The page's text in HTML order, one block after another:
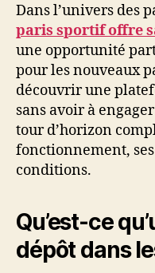
Dans l’univers des
paris sportif offre
une opportunité
pour les nouveaux
découvrir une
sans avoir à
tour d’horizon
fonctionnement, ses
conditions.
Qu’est-ce
dépôt dans